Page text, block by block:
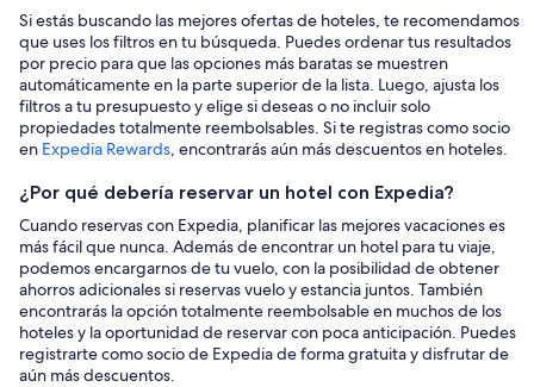
Si estás buscando las mejores ofertas de hoteles, te recomendamos
que uses los filtros en tu búsqueda. Puedes ordenar tus resultados
por precio para que las opciones más baratas se muestren
automáticamente en la parte superior de la lista. Luego, ajusta los
filtros a tu presupuesto y elige si deseas o no incluir solo
propiedades totalmente reembolsables. Si te registras como socio
en Expedia Rewards, encontrarás aún más descuentos en hoteles.
¿Por qué debería reservar un hotel con Expedia?
Cuando reservas con Expedia, planificar las mejores vacaciones es
más fácil que nunca. Además de encontrar un hotel para tu viaje,
podemos encargarnos de tu vuelo, con la posibilidad de obtener
ahorros adicionales si reservas vuelo y estancia juntos. También
encontrarás la opción totalmente reembolsable en muchos de los
hoteles y la oportunidad de reservar con poca anticipación. Puedes
registrarte como socio de Expedia de forma gratuita y disfrutar de
aún más descuentos.